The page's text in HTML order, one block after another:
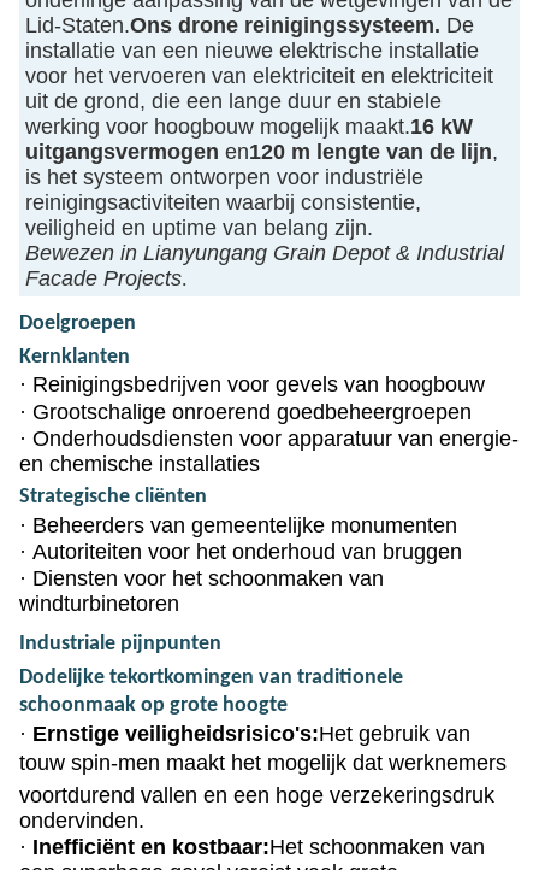
Lid-Staten.Ons drone reinigingssysteem. De
installatie van een nieuwe elektrische installatie
voor het vervoeren van elektriciteit en elektriciteit
uit de grond, die een lange duur en stabiele
werking voor hoogbouw mogelijk maakt.16 kW
uitgangsvermogen en120 m lengte van de lijn,
is het systeem ontworpen voor industriële
reinigingsactiviteiten waarbij consistentie,
veiligheid en uptime van belang zijn.
Bewezen in Lianyungang Grain Depot & Industrial
Facade Projects.
Doelgroepen
Kernklanten
· Reinigingsbedrijven voor gevels van hoogbouw
· Grootschalige onroerend goedbeheergroepen
· Onderhoudsdiensten voor apparatuur van energie-
en chemische installaties
Strategische cliënten
· Beheerders van gemeentelijke monumenten
· Autoriteiten voor het onderhoud van bruggen
· Diensten voor het schoonmaken van
windturbinetoren
Industriale pijnpunten
Dodelijke tekortkomingen van traditionele
schoonmaak op grote hoogte
· Ernstige veiligheidsrisico's:Het gebruik van
touw spin-men maakt het mogelijk dat werknemers
voortdurend vallen en een hoge verzekeringsdruk
ondervinden.
· Inefficiënt en kostbaar:Het schoonmaken van